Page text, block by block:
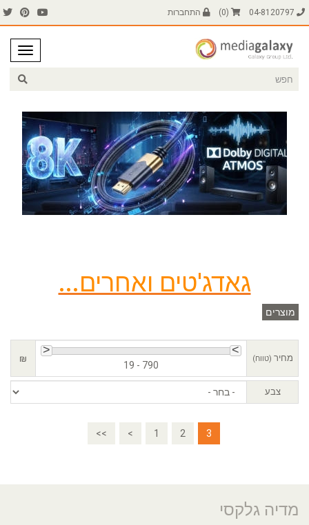
(
0
) התחברות
גאדג'טים ואחרים...
מוצרים
מחיר (טווח)
19 - 790
₪
צבע
<< < 1 2 3
מדיה גלקסי